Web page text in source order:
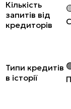
Кількість
запитів від
кредиторів
Типи кредитів
в історії